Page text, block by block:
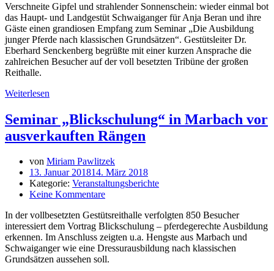
Verschneite Gipfel und strahlender Sonnenschein: wieder einmal bot
das Haupt- und Landgestüt Schwaiganger für Anja Beran und ihre
Gäste einen grandiosen Empfang zum Seminar „Die Ausbildung
junger Pferde nach klassischen Grundsätzen“. Gestütsleiter Dr.
Eberhard Senckenberg begrüßte mit einer kurzen Ansprache die
zahlreichen Besucher auf der voll besetzten Tribüne der großen
Reithalle.
Weiterlesen
Seminar „Blickschulung“ in Marbach vor
ausverkauften Rängen
von Miriam Pawlitzek
13. Januar 201814. März 2018
Kategorie: Veranstaltungsberichte
Keine Kommentare
In der vollbesetzten Gestütsreithalle verfolgten 850 Besucher
interessiert dem Vortrag Blickschulung – pferdegerechte Ausbildung
erkennen. Im Anschluss zeigten u.a. Hengste aus Marbach und
Schwaiganger wie eine Dressurausbildung nach klassischen
Grundsätzen aussehen soll.